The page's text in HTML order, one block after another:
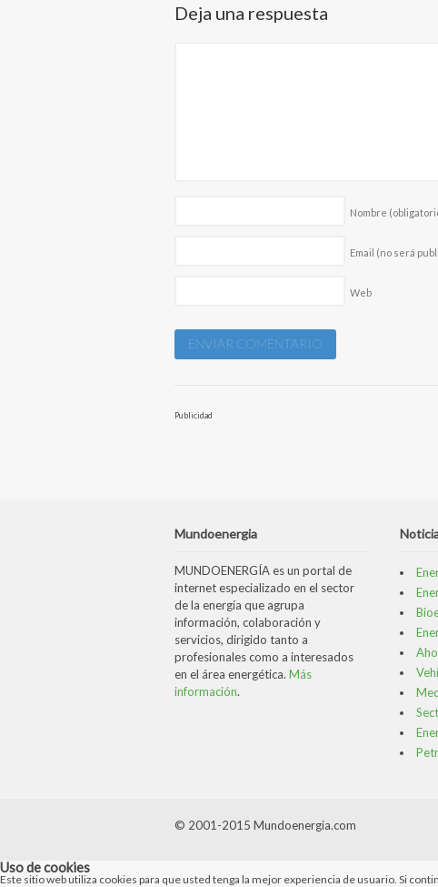
Deja una respuesta
Nombre
Email (no será
Web
Publicidad
Mundoenergia
MUNDOENERGÍA es un portal de
internet especializado en el sector
de la energía que agrupa
información, colaboración y
servicios, dirigido tanto a
profesionales como a interesados
en el área energética. Más
información.
© 2001-2015 Mundoenergia.com
Uso de cookies
Este sitio web utiliza cookies para que usted tenga la mejor experiencia de usuario. Si